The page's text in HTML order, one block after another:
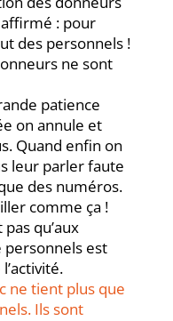
affirmé : pour
des personnels !
ne sont
patience
on annule et
Quand enfin on
leur parler faute
des numéros.
comme ça !
qu’aux
personnels est
ne tient plus que
Ils sont